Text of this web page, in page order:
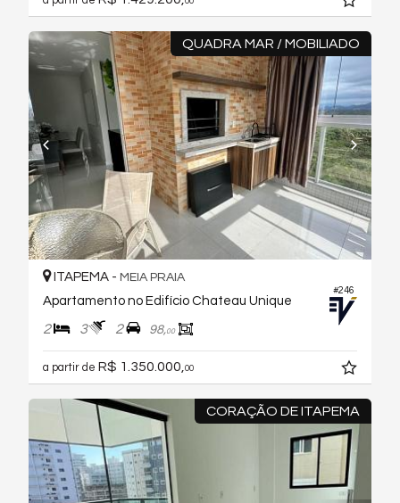
QUADRA MAR / MOBILIADO
#246
ITAPEMA - MEIA PRAIA
Apartamento no Edifício Chateau Unique
2 3 2 98,00
a partir de R$ 1.350.000, 00
CORAÇÃO DE ITAPEMA